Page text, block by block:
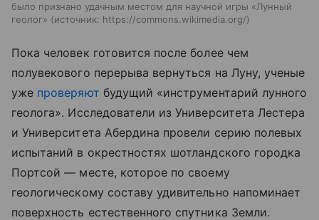
было признано удачным местом для научной игры «Лунный
геолог»
источник: https://commons.wikimedia.org/
Пока человек готовится после более чем
полувекового перерыва вернуться на Луну, ученые
уже проверяют будущий «инструментарий лунного
геолога». Исследователи из Университета Лестера
и Университета Абердина провели серию полевых
испытаний в окрестностях шотландского городка
Портсой — месте, которое по своему
геологическому составу удивительно напоминает
поверхность естественного спутника Земли.